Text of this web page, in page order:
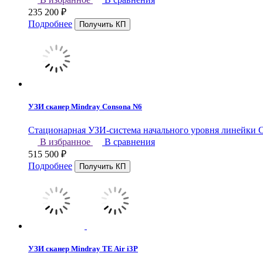
235 200 ₽
Подробнее
УЗИ сканер Mindray Consona N6
Стационарная УЗИ-система начального уровня
В избранное
В сравнения
515 500 ₽
Подробнее
УЗИ сканер Mindray TE Air i3P